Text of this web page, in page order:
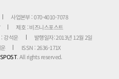
사업본부 : 070-4010-7078
제호 : 비즈니스포스트
: 강석운
발행일자: 2013년 12월 2일
ISSN : 2636-171X
. All rights reserved.